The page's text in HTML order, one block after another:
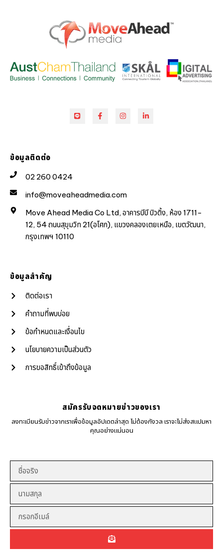
ข้อมูลติดต่อ
02 260 0424
info@moveaheadmedia.com
Move Ahead Media Co Ltd, อาคารบีบี บิวดิ้ง, ห้อง 1711-
12, 54 ถนนสุขุมวิท 21(อโศก), แขวงคลองเตยเหนือ, เขตวัฒนา,
กรุงเทพฯ 10110
ข้อมูลสำคัญ
ติดต่อเรา
คำถามที่พบบ่อย
ข้อกำหนดและเงื่อนไข
นโยบายความเป็นส่วนตัว
การขอสิทธิ์เข้าถึงข้อมูล
สมัครรับจดหมายข่าวของเรา
ลงทะเบียนรับข่าวจากเราเพื่อข้อมูลอัปเดตล่าสุด ไม่ต้องกังวล เราจะไม่ส่งสแปมหา
คุณอย่างแน่นอน